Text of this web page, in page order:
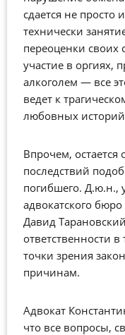
сдается не просто
технически
переоценки своих
участие в оргиях,
алкоголем — все
ведет к
любовных
Впрочем,
последствий
погибшего. Д.ю.н.,
адвокатского
Давид
ответственности в
точки зрения
причинам.
Адвокат
что все вопросы,